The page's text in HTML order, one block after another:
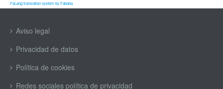
FaLang translation system by Faboba
Aviso legal
Privacidad de datos
Política de cookies
Redes sociales política de privacidad